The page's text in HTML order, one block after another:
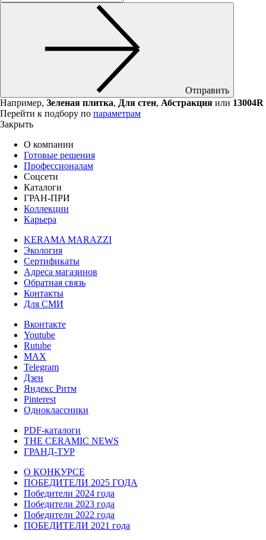
Отправить
Например, Зеленая плитка, Для стен, Абстракция или 13004R
Перейти к подбору по параметрам
Закрыть
О компании
Готовые решения
Профессионалам
Соцсети
Каталоги
ГРАН-ПРИ
Коллекции
Карьера
KERAMA MARAZZI
Экология
Сертификаты
Адреса магазинов
Обратная связь
Контакты
Для СМИ
Вконтакте
Youtube
Rutube
MAX
Telegram
Дзен
Яндекс Ритм
Pinterest
Одноклассники
PDF-каталоги
THE CERAMIC NEWS
ГРАНД-ТУР
О КОНКУРСЕ
ПОБЕДИТЕЛИ 2025 ГОДА
Победители 2024 года
Победители 2023 года
Победители 2022 года
ПОБЕДИТЕЛИ 2021 года